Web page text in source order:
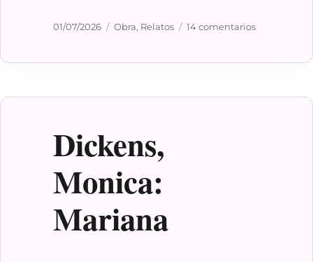
Publicado
01/07/2026 Categorías
Obra, Relatos 14 comentariosen
Dickens,
Monica:
Mariana